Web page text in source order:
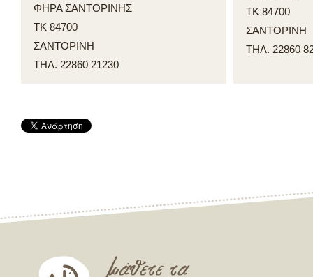
ΦΗΡΑ ΣΑΝΤΟΡΙΝΗΣ
ΤΚ 84700
ΣΑΝΤΟΡΙΝΗ
ΤΗΛ. 22860 21230
ΤΚ 84700
ΣΑΝΤΟΡΙΝΗ
ΤΗΛ. 22860